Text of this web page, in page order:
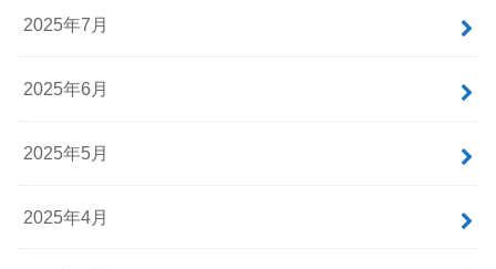
2025年7月
2025年6月
2025年5月
2025年4月